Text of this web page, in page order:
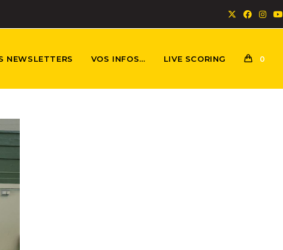
NEWSLETTERS VOS INFOS… LIVE SCORING 0